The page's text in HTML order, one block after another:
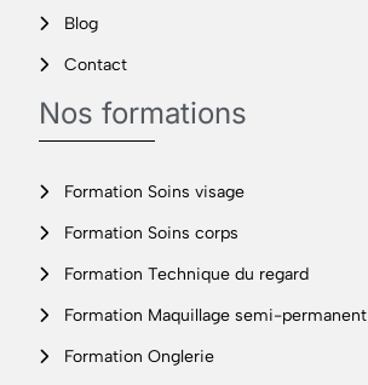
Blog
Contact
Nos formations
Formation Soins visage
Formation Soins corps
Formation Technique du regard
Formation Maquillage semi-permanent
Formation Onglerie